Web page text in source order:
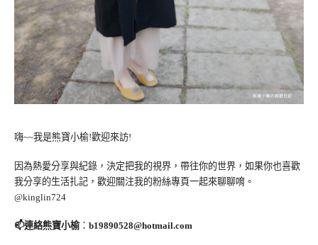
嗨~~我是熊寶小榆!歡迎來訪!
因為熱愛分享與紀錄，決定把我的視界，帶往你的世界，如果你也喜歡
我分享的生活扎記，歡迎關注我的粉絲專頁一起來聊聊唷。
@kinglin724
📫連絡熊寶小榆： b19890528@hotmail.com